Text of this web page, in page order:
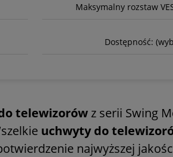
Maksymalny rozstaw
Dostępność:
telewizorówz serii Swing
uchwyty do
najwyższej